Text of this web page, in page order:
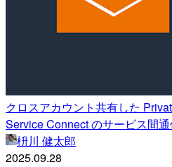
クロスアカウント共有した
Service Connect のサービス間
枡川 健太郎
2025.09.28